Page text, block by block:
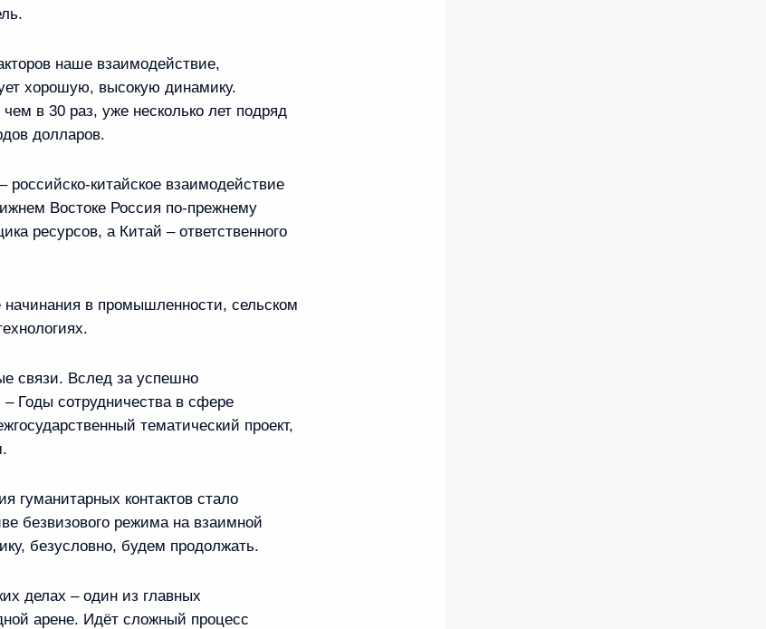
наше взаимодействие,
хорошую, высокую динамику.
в 30 раз, уже несколько лет подряд
долларов.
российско-китайское взаимодействие
Востоке Россия по-прежнему
ресурсов, а Китай – ответственного
в промышленности, сельском
связи. Вслед за успешно
Годы сотрудничества в сфере
тематический проект,
гуманитарных контактов стало
безвизового режима на взаимной
безусловно, будем продолжать.
делах – один из главных
арене. Идёт сложный процесс